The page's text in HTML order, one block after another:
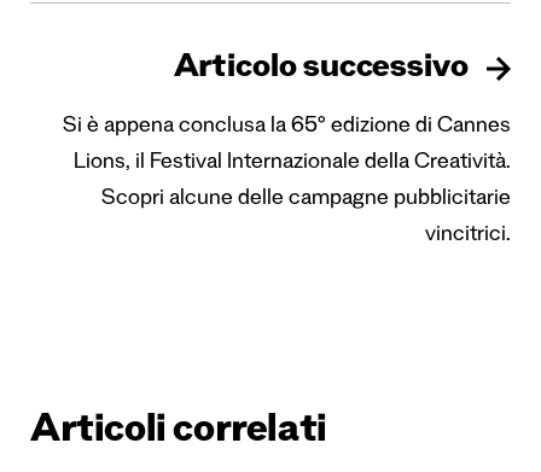
Articolo successivo
Si è appena conclusa la 65° edizione di Cannes
Lions, il Festival Internazionale della Creatività.
Scopri alcune delle campagne pubblicitarie
vincitrici.
Articoli correlati